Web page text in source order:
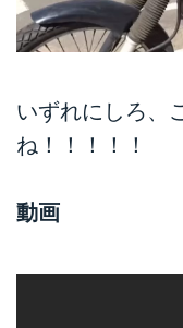
いずれにしろ、
ね！！！！！
動画